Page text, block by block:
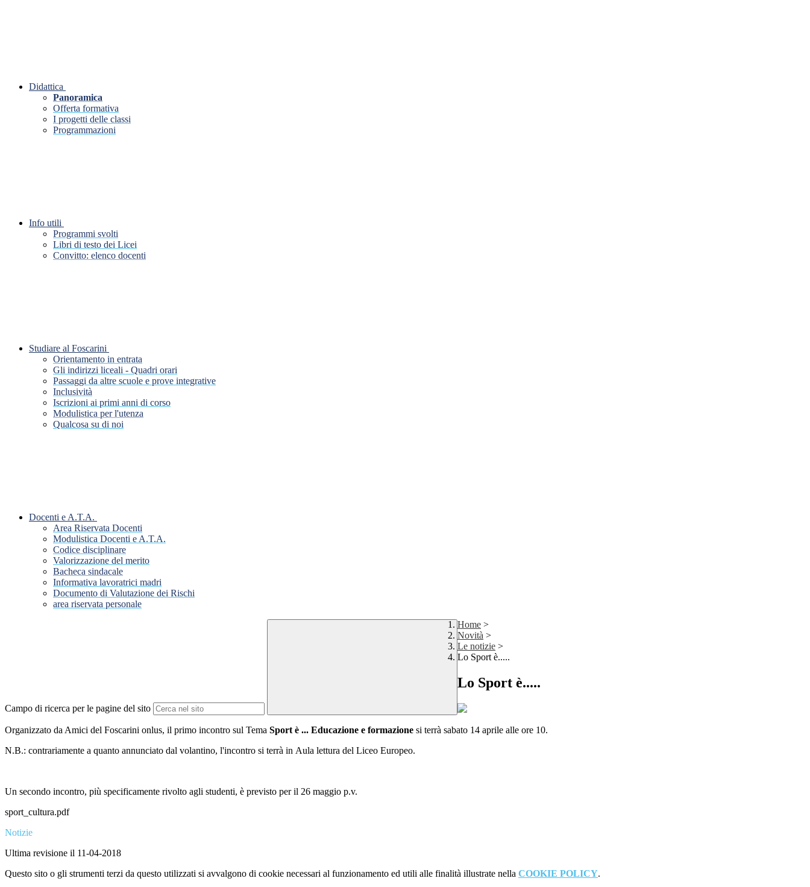
Didattica
Panoramica
Offerta formativa
I progetti delle classi
Programmazioni
Info utili
Programmi svolti
Libri di testo dei Licei
Convitto: elenco docenti
Studiare al Foscarini
Orientamento in entrata
Gli indirizzi liceali - Quadri orari
Passaggi da altre scuole e prove integrative
Inclusività
Iscrizioni ai primi anni di corso
Modulistica per l'utenza
Qualcosa su di noi
Docenti e A.T.A.
Area Riservata Docenti
Modulistica Docenti e A.T.A.
Codice disciplinare
Valorizzazione del merito
Bacheca sindacale
Informativa lavoratrici madri
Documento di Valutazione dei Rischi
area riservata personale
Campo di ricerca per le pagine del sito
Home >
Novità >
Le notizie >
Lo Sport è.....
Lo Sport è.....
Organizzato da Amici del Foscarini onlus, il primo incontro sul Tema Sport è ... Educazione e formazione si terrà sabato 14 aprile alle ore 10.
N.B.: contrariamente a quanto annunciato dal volantino, l'incontro si terrà in Aula lettura del Liceo Europeo.
Un secondo incontro, più specificamente rivolto agli studenti, è previsto per il 26 maggio p.v.
sport_cultura.pdf
Notizie
Ultima revisione il 11-04-2018
Questo sito o gli strumenti terzi da questo utilizzati si avvalgono di cookie necessari al funzionamento ed utili alle finalità illustrate nella COOKIE POLICY.